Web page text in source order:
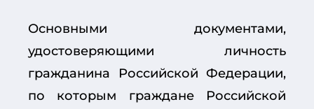
Основными документами,
удостоверяющими личность
гражданина Российской Федерации,
по которым граждане Российской